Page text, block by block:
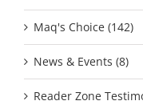
Maq's Choice (142)
News & Events (8)
Reader Zone